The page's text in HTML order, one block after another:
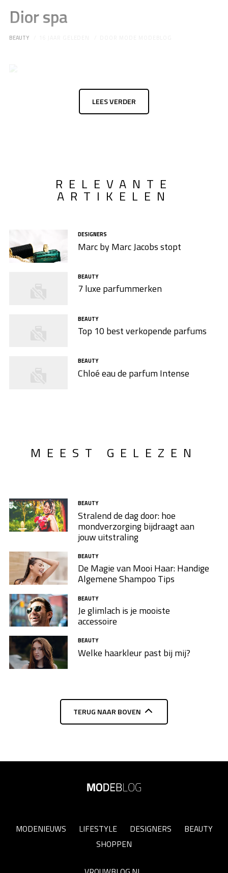
Dior spa
BEAUTY
LEES VERDER
RELEVANTE
ARTIKELEN
DESIGNERS
Marc by Marc Jacobs stopt
BEAUTY
7 luxe parfummerken
BEAUTY
Top 10 best verkopende parfums
BEAUTY
Chloé eau de parfum Intense
MEEST GELEZEN
BEAUTY
Stralend de dag door: hoe
mondverzorging bijdraagt aan
jouw uitstraling
BEAUTY
De Magie van Mooi Haar: Handige
Algemene Shampoo Tips
BEAUTY
Je glimlach is je mooiste
accessoire
BEAUTY
Welke haarkleur past bij mij?
TERUG NAAR BOVEN
MODENIEUWS LIFESTYLE DESIGNERS
BEAUTY
SHOPPEN